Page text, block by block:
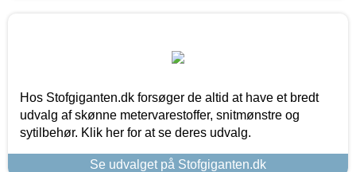
Hos Stofgiganten.dk forsøger de altid at have et bredt
udvalg af skønne metervarestoffer, snitmønstre og
sytilbehør. Klik her for at se deres udvalg.
Se udvalget på Stofgiganten.dk